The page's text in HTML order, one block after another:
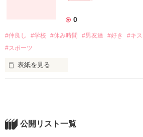
0
#仲良し #学校 #休み時間 #男友達 #好き #キス
#スポーツ
表紙を見る
公開リスト一覧